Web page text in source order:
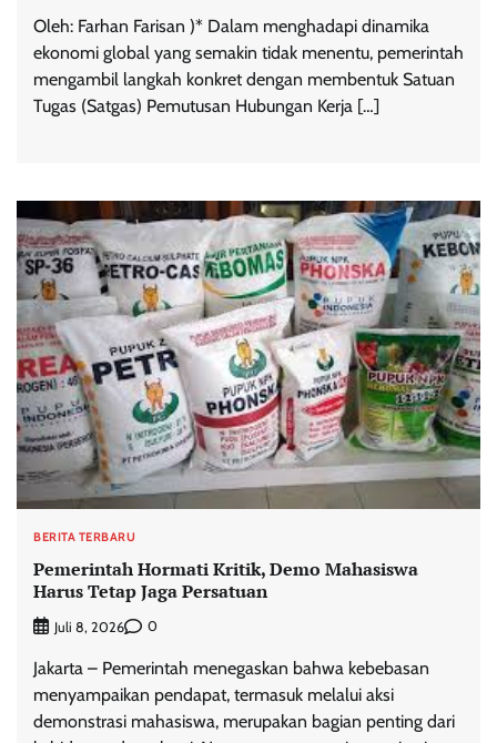
Oleh: Farhan Farisan )* Dalam menghadapi dinamika
ekonomi global yang semakin tidak menentu, pemerintah
mengambil langkah konkret dengan membentuk Satuan
Tugas (Satgas) Pemutusan Hubungan Kerja […]
BERITA TERBARU
Pemerintah Hormati Kritik, Demo Mahasiswa
Harus Tetap Jaga Persatuan
Juli 8, 2026 0
Jakarta – Pemerintah menegaskan bahwa kebebasan
menyampaikan pendapat, termasuk melalui aksi
demonstrasi mahasiswa, merupakan bagian penting dari